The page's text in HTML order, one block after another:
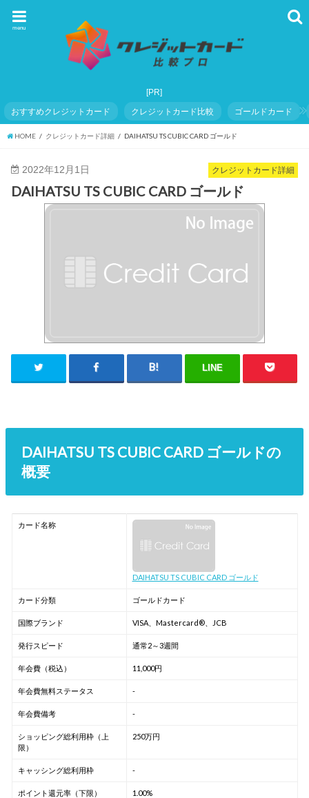
menu
おすすめクレジットカード クレジットカード比較 ゴールドカード
HOME クレジットカード詳細 DAIHATSU TS CUBIC CARD ゴールド
クレジットカード詳細
2022年12月1日
DAIHATSU TS CUBIC CARD ゴールド
LINE
DAIHATSU TS CUBIC CARD ゴールドの
概要
カード名称
DAIHATSU TS CUBIC CARD ゴールド
カード分類 ゴールドカード
国際ブランド VISA、Mastercard®、JCB
発行スピード 通常2～3週間
年会費（税込） 11,000円
年会費無料ステータス -
年会費備考 -
ショッピング総利用枠（上
限）
250万円
キャッシング総利用枠 -
ポイント還元率（下限） 1.00%